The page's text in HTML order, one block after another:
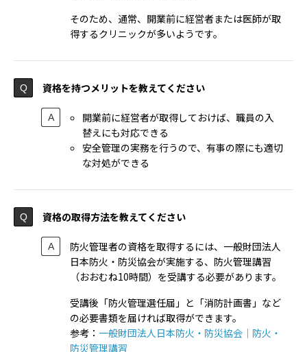
そのため、通常、開業前に経営者または医師が取
得するクリニックが多いようです。
資格を持つメリットを教えてください
開業前に経営者が取得しておけば、職員の入
替えにも対応できる
安全管理の実務を行うので、有事の際にも適切
な対処ができる
資格の取得方法を教えてください
防火管理者の資格を取得するには、一般財団法人
日本防火・防災協会が実施する、防火管理講習
（おおむね10時間）を受講する必要があります。
受講後「防火管理選任届」と「消防計画書」など
の必要書類を届ければ取得ができます。
参考： 一般財団法人日本防火・防災協会｜防火・
防災管理講習